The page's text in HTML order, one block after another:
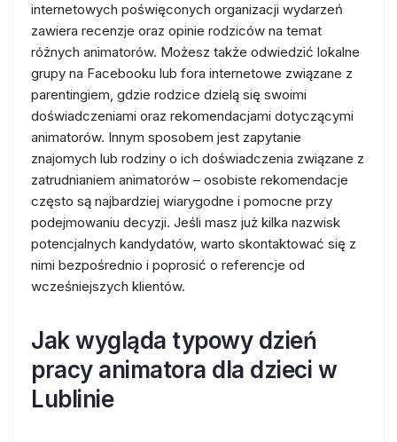
internetowych poświęconych organizacji wydarzeń
zawiera recenzje oraz opinie rodziców na temat
różnych animatorów. Możesz także odwiedzić lokalne
grupy na Facebooku lub fora internetowe związane z
parentingiem, gdzie rodzice dzielą się swoimi
doświadczeniami oraz rekomendacjami dotyczącymi
animatorów. Innym sposobem jest zapytanie
znajomych lub rodziny o ich doświadczenia związane z
zatrudnianiem animatorów – osobiste rekomendacje
często są najbardziej wiarygodne i pomocne przy
podejmowaniu decyzji. Jeśli masz już kilka nazwisk
potencjalnych kandydatów, warto skontaktować się z
nimi bezpośrednio i poprosić o referencje od
wcześniejszych klientów.
Jak wygląda typowy dzień
pracy animatora dla dzieci w
Lublinie